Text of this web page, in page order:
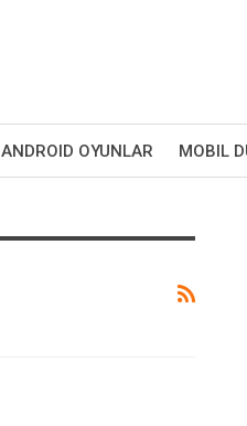
ANDROID OYUNLAR MOBIL